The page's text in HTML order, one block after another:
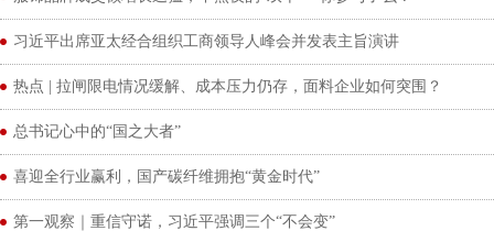
习近平出席亚太经合组织工商领导人峰会并发表主旨演讲
热点 | 拉闸限电情况缓解、成本压力仍存，面料企业如何突围？
总书记心中的“国之大者”
喜迎全行业赢利，国产碳纤维拥抱“黄金时代”
第一观察｜重信守诺，习近平强调三个“不会变”